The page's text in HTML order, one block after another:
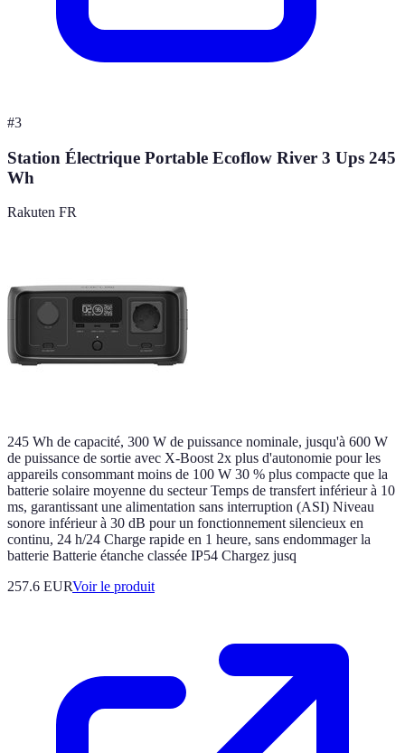
#3
Station Électrique Portable Ecoflow River 3 Ups 245
Wh
Rakuten FR
245 Wh de capacité, 300 W de puissance nominale, jusqu'à 600 W
de puissance de sortie avec X-Boost 2x plus d'autonomie pour les
appareils consommant moins de 100 W 30 % plus compacte que la
batterie solaire moyenne du secteur Temps de transfert inférieur à 10
ms, garantissant une alimentation sans interruption (ASI) Niveau
sonore inférieur à 30 dB pour un fonctionnement silencieux en
continu, 24 h/24 Charge rapide en 1 heure, sans endommager la
batterie Batterie étanche classée IP54 Chargez jusq
257.6 EURVoir le produit